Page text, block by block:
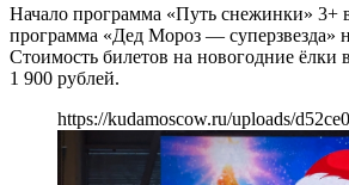
Начало программа «Путь снежинки» 3+
программа «Дед Мороз — суперзвезда»
Стоимость билетов на новогодние ёлки
1 900 рублей.
https://kudamoscow.ru/uploads/